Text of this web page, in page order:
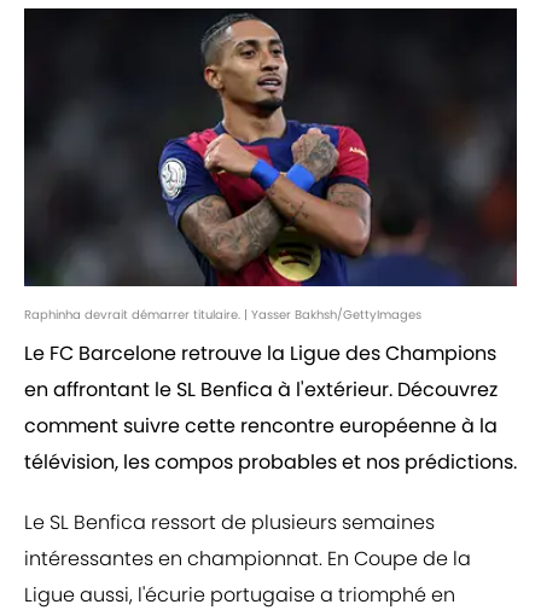
Raphinha devrait démarrer titulaire. | Yasser Bakhsh/GettyImages
Le FC Barcelone retrouve la Ligue des Champions
en affrontant le SL Benfica à l'extérieur. Découvrez
comment suivre cette rencontre européenne à la
télévision, les compos probables et nos prédictions.
Le SL Benfica ressort de plusieurs semaines
intéressantes en championnat. En Coupe de la
Ligue aussi, l'écurie portugaise a triomphé en